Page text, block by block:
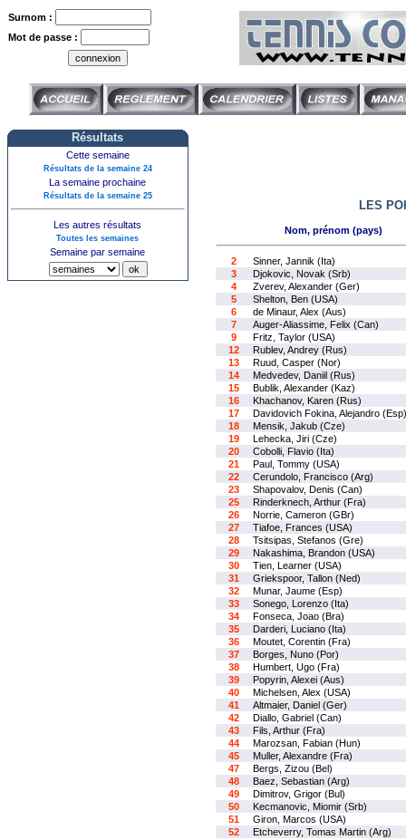
Surnom :
Mot de passe :
Résultats
Cette semaine
Résultats de la semaine 24
La semaine prochaine
Résultats de la semaine 25
Les autres résultats
Toutes les semaines
Semaine par semaine
LES
Nom, prénom (pays)
2
Sinner, Jannik (Ita)
3
Djokovic, Novak (Srb)
4
Zverev, Alexander (Ger)
5
Shelton, Ben (USA)
6
de Minaur, Alex (Aus)
7
Auger-Aliassime, Felix (Can)
9
Fritz, Taylor (USA)
12
Rublev, Andrey (Rus)
13
Ruud, Casper (Nor)
14
Medvedev, Daniil (Rus)
15
Bublik, Alexander (Kaz)
16
Khachanov, Karen (Rus)
17
Davidovich Fokina, Alejandro (Esp)
18
Mensik, Jakub (Cze)
19
Lehecka, Jiri (Cze)
20
Cobolli, Flavio (Ita)
21
Paul, Tommy (USA)
22
Cerundolo, Francisco (Arg)
23
Shapovalov, Denis (Can)
25
Rinderknech, Arthur (Fra)
26
Norrie, Cameron (GBr)
27
Tiafoe, Frances (USA)
28
Tsitsipas, Stefanos (Gre)
29
Nakashima, Brandon (USA)
30
Tien, Learner (USA)
31
Griekspoor, Tallon (Ned)
32
Munar, Jaume (Esp)
33
Sonego, Lorenzo (Ita)
34
Fonseca, Joao (Bra)
35
Darderi, Luciano (Ita)
36
Moutet, Corentin (Fra)
37
Borges, Nuno (Por)
38
Humbert, Ugo (Fra)
39
Popyrin, Alexei (Aus)
40
Michelsen, Alex (USA)
41
Altmaier, Daniel (Ger)
42
Diallo, Gabriel (Can)
43
Fils, Arthur (Fra)
44
Marozsan, Fabian (Hun)
45
Muller, Alexandre (Fra)
47
Bergs, Zizou (Bel)
48
Baez, Sebastian (Arg)
49
Dimitrov, Grigor (Bul)
50
Kecmanovic, Miomir (Srb)
51
Giron, Marcos (USA)
52
Etcheverry, Tomas Martin (Arg)